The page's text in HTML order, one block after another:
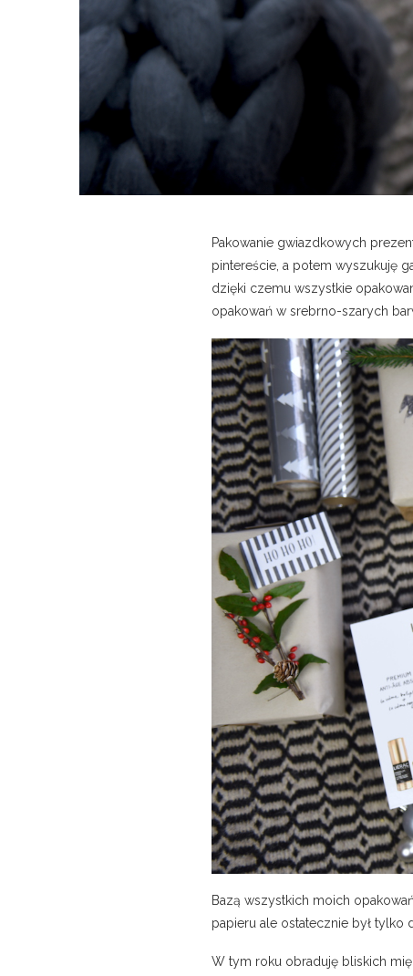
Pakowanie gwiazdkowych
pintereście, a potem wyszukuję
dzięki czemu wszystkie
opakowań w srebrno-szarych
Bazą wszystkich moich
papieru ale ostatecznie był tylko
W tym roku obraduję bliskich